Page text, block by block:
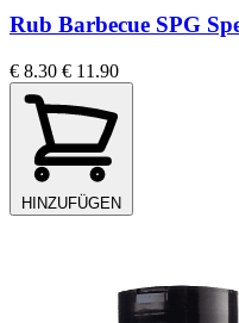
Rub Barbecue SPG
€ 8.30 € 11.90
HINZUFÜGEN